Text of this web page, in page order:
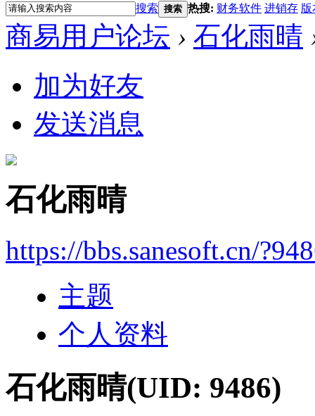
搜索 搜索 热搜: 财务软件 进销存 版
商易用户论坛 › 石化雨晴
加为好友
发送消息
石化雨晴
https://bbs.sanesoft.cn/
主题
个人资料
石化雨晴(UID: 9486)